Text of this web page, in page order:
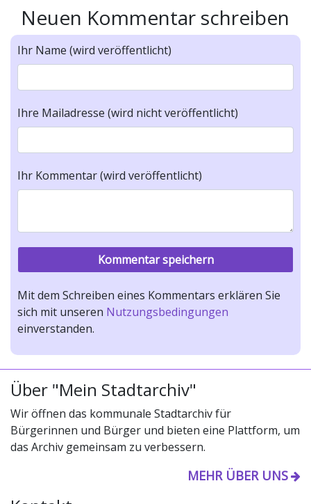
Neuen Kommentar schreiben
Ihr Name (wird veröffentlicht)
Ihre Mailadresse (wird nicht veröffentlicht)
Ihr Kommentar (wird veröffentlicht)
Mit dem Schreiben eines Kommentars erklären Sie
sich mit unseren Nutzungsbedingungen
einverstanden.
Über "Mein Stadtarchiv"
Wir öffnen das kommunale Stadtarchiv für
Bürgerinnen und Bürger und bieten eine Plattform, um
das Archiv gemeinsam zu verbessern.
MEHR ÜBER UNS